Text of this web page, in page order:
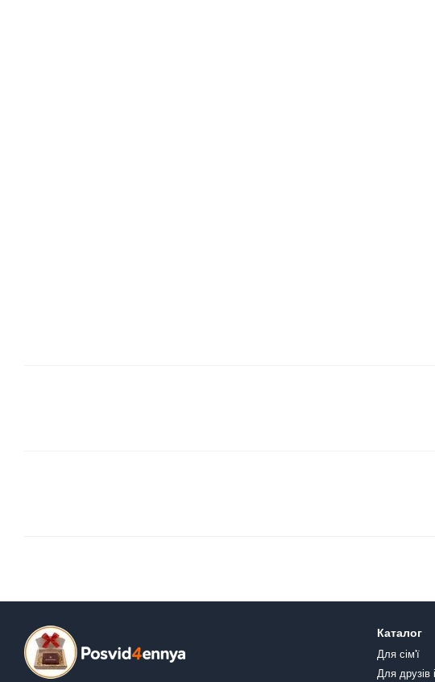
Каталог
Для сім'ї
Для друзів